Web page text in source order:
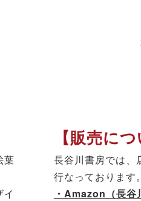
葉
【販売につ
長谷川書房では、
行なっております。
・Amazon（長谷